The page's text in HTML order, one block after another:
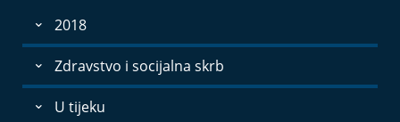
2018
Zdravstvo i socijalna skrb
U tijeku